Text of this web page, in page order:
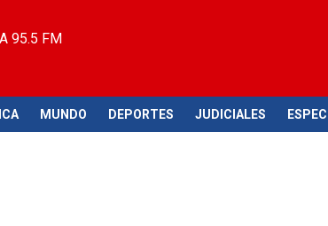
95.5 FM
MUNDO DEPORTES JUDICIALES